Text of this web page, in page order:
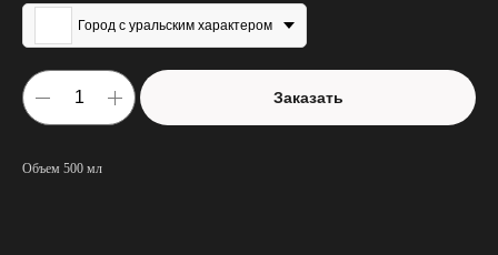
Город с уральским характером
Заказать
Объем 500 мл